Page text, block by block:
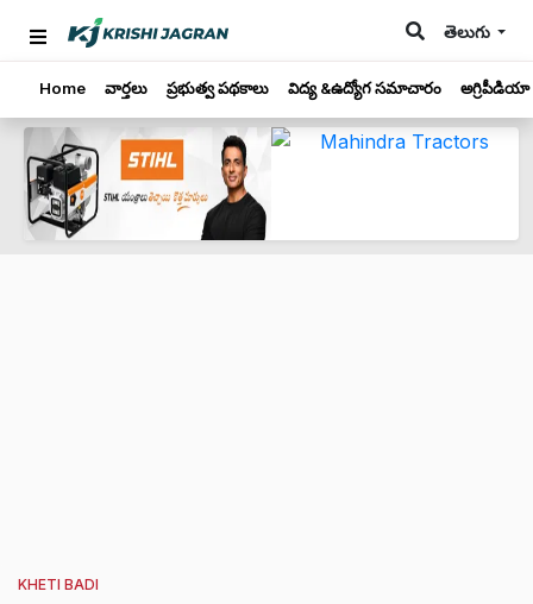
తెలుగు
Home వార్తలు ప్రభుత్వ పథకాలు విద్య &ఉద్యోగ సమాచారం అగ్రిపీడియా
KHETI BADI